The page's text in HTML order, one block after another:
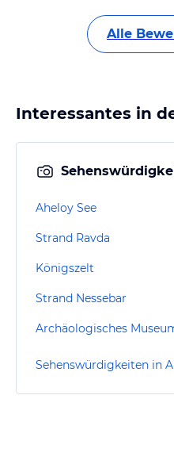
Alle
Interessantes in
Aheloy See
Strand Ravda
Königszelt
Strand Nessebar
Archäologisches
Sehenswürdigkeiten in